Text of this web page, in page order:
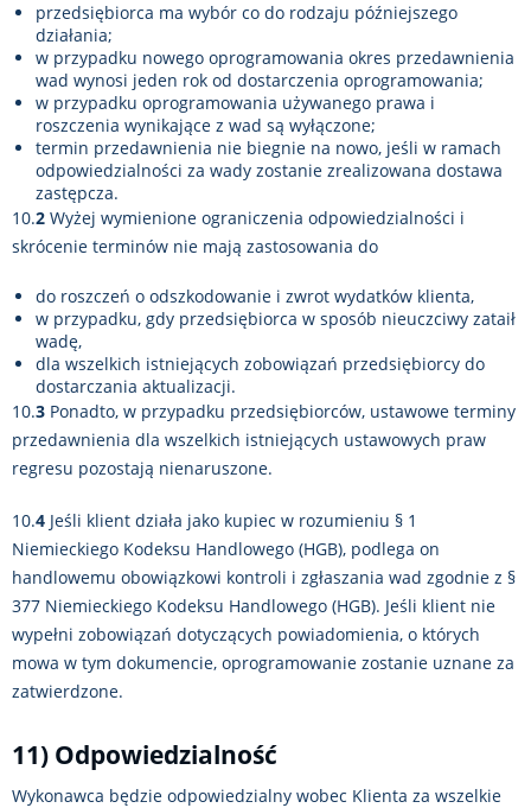
przedsiębiorca ma wybór co do rodzaju późniejszego
działania;
w przypadku nowego oprogramowania okres przedawnienia
wad wynosi jeden rok od dostarczenia oprogramowania;
w przypadku oprogramowania używanego prawa i
roszczenia wynikające z wad są wyłączone;
termin przedawnienia nie biegnie na nowo, jeśli w ramach
odpowiedzialności za wady zostanie zrealizowana dostawa
zastępcza.
10.2 Wyżej wymienione ograniczenia odpowiedzialności i
skrócenie terminów nie mają zastosowania do
do roszczeń o odszkodowanie i zwrot wydatków klienta,
w przypadku, gdy przedsiębiorca w sposób nieuczciwy zataił
wadę,
dla wszelkich istniejących zobowiązań przedsiębiorcy do
dostarczania aktualizacji.
10.3 Ponadto, w przypadku przedsiębiorców, ustawowe terminy
przedawnienia dla wszelkich istniejących ustawowych praw
regresu pozostają nienaruszone.
10.4 Jeśli klient działa jako kupiec w rozumieniu § 1
Niemieckiego Kodeksu Handlowego (HGB), podlega on
handlowemu obowiązkowi kontroli i zgłaszania wad zgodnie z §
377 Niemieckiego Kodeksu Handlowego (HGB). Jeśli klient nie
wypełni zobowiązań dotyczących powiadomienia, o których
mowa w tym dokumencie, oprogramowanie zostanie uznane za
zatwierdzone.
11) Odpowiedzialność
Wykonawca będzie odpowiedzialny wobec Klienta za wszelkie